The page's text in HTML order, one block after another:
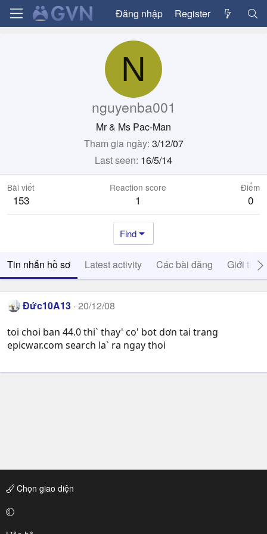
Đăng nhập Register
N
nguyenba001
Mr & Ms Pac-Man
Tham gia ngày 3/12/07
Last seen 16/5/14
Bài viết
153
Reaction score
1
Điểm
0
Find
Tin nhắn hồ sơ Latest activity Các bài đăng Giới thiệu
Đức10A13 20/12/08
toi choi ban 44.0 thi` thay' co' bot dơn tai trang
epicwar.com search la` ra ngay thoi
Chọn giao diện